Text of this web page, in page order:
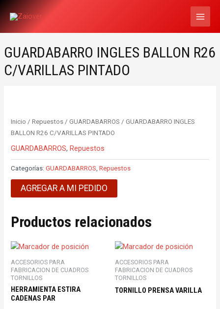
GUARDABARRO INGLES BALLON R26
C/VARILLAS PINTADO
Inicio /Repuestos /GUARDABARROS / GUARDABARRO INGLES
BALLON R26 C/VARILLAS PINTADO
GUARDABARROS,Repuestos
Categorías:GUARDABARROS,Repuestos
AGREGAR A MI PEDIDO
Productos relacionados
ACCESORIOS PARA
FABRICACION DE CUADROS
TORNILLOS
HERRAMIENTA ESTIRA
CADENAS PAR
ACCESORIOS PARA
FABRICACION DE CUADROS
TORNILLOS
TORNILLO PRENSA VARILLA